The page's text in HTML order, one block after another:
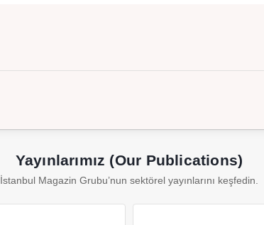
Yayınlarımız (Our Publications)
İstanbul Magazin Grubu’nun sektörel yayınlarını keşfedin.